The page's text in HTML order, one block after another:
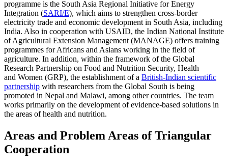
programme is the South Asia Regional Initia­tive for Energy
Integration (SARI/E), which aims to strengthen cross-border
electricity trade and economic development in South Asia, including
India. Also in cooperation with USAID, the Indian National Institute
of Agricultural Extension Management (MANAGE) offers training
programmes for Africans and Asians working in the field of
agriculture. In addition, within the frame­work of the Global
Research Partnership on Food and Nutrition Security, Health
and Women (GRP), the establishment of a British-Indian scientific
partnership with researchers from the Global South is being
promoted in Nepal and Malawi, among other countries. The team
works primarily on the development of evidence-based solu­tions in
the areas of health and nutrition.
Areas and Problem Areas of Triangular
Cooperation